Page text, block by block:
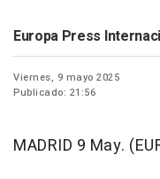
Europa Press
Viernes, 9 mayo 2025
Publicado: 21:56
MADRID 9 May.